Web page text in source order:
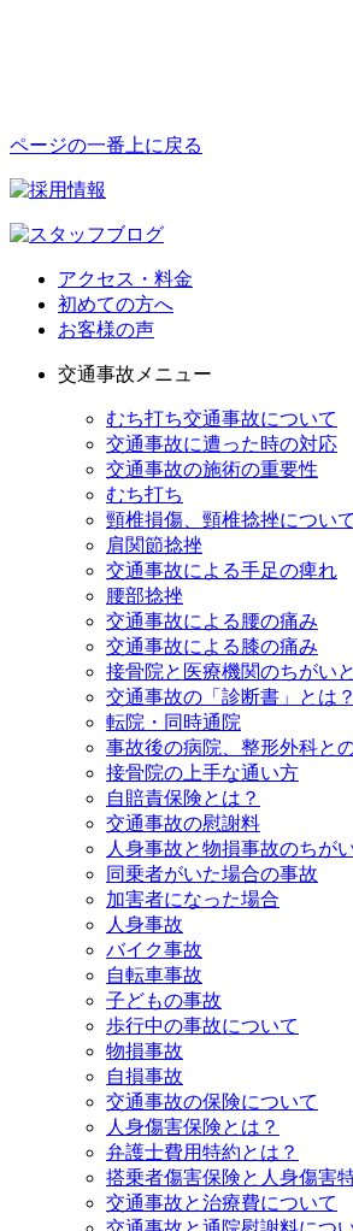
ページの一番上に戻る
アクセス・料金
初めての方へ
お客様の声
交通事故メニュー
むち打ち交通事故について
交通事故に遭った時の対応
交通事故の施術の重要性
むち打ち
頸椎損傷、頸椎捻挫について
肩関節捻挫
交通事故による手足の痺れ
腰部捻挫
交通事故による腰の痛み
交通事故による膝の痛み
接骨院と医療機関のちがい
交通事故の「診断書」とは？
転院・同時通院
事故後の病院、整形外科と
接骨院の上手な通い方
自賠責保険とは？
交通事故の慰謝料
人身事故と物損事故のちが
同乗者がいた場合の事故
加害者になった場合
人身事故
バイク事故
自転車事故
子どもの事故
歩行中の事故について
物損事故
自損事故
交通事故の保険について
人身傷害保険とは？
弁護士費用特約とは？
搭乗者傷害保険と人身傷害
交通事故と治療費について